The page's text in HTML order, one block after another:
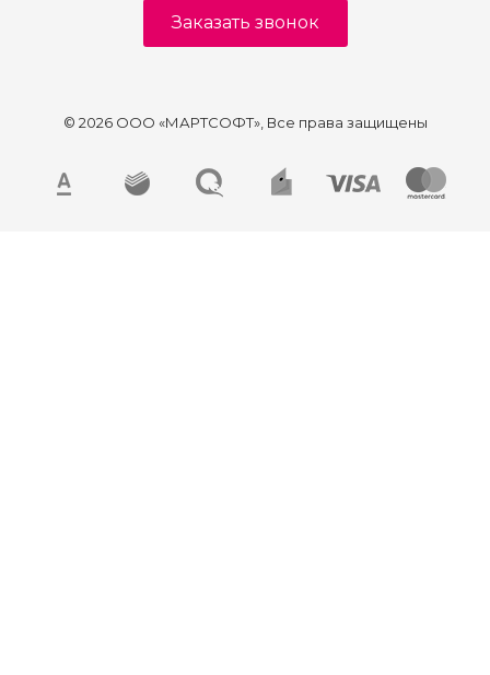
Заказать звонок
© 2026 ООО «МАРТСОФТ», Все права защищены